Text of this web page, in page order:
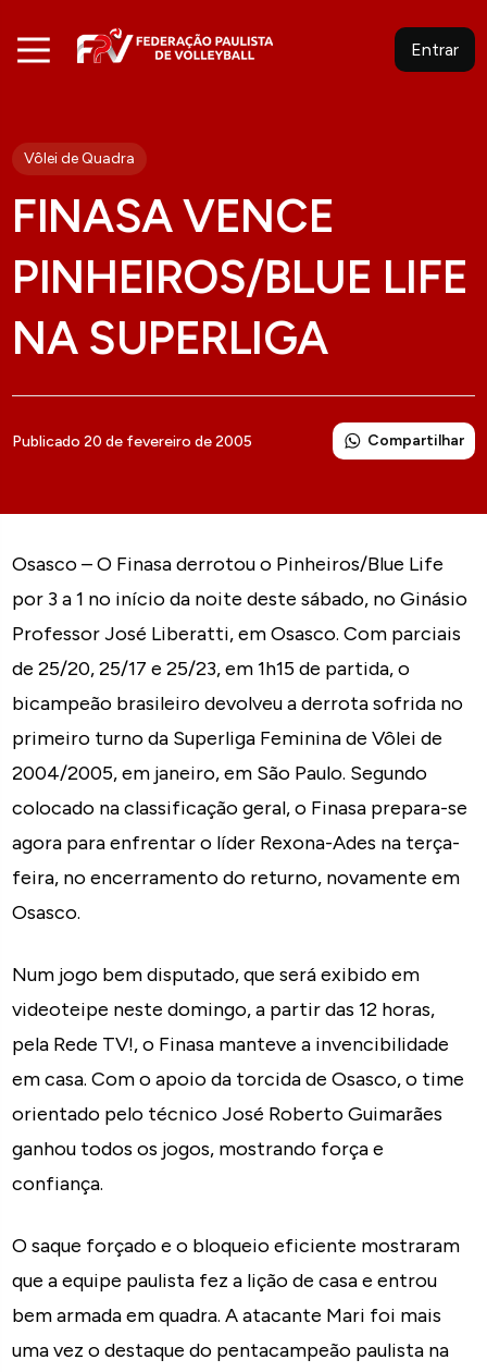
Entrar
Vôlei de Quadra
FINASA VENCE
PINHEIROS/BLUE LIFE
NA SUPERLIGA
Publicado 20 de fevereiro de 2005 Compartilhar
Osasco – O Finasa derrotou o Pinheiros/Blue Life
por 3 a 1 no início da noite deste sábado, no Ginásio
Professor José Liberatti, em Osasco. Com parciais
de 25/20, 25/17 e 25/23, em 1h15 de partida, o
bicampeão brasileiro devolveu a derrota sofrida no
primeiro turno da Superliga Feminina de Vôlei de
2004/2005, em janeiro, em São Paulo. Segundo
colocado na classificação geral, o Finasa prepara-se
agora para enfrentar o líder Rexona-Ades na terça-
feira, no encerramento do returno, novamente em
Osasco.
Num jogo bem disputado, que será exibido em
videoteipe neste domingo, a partir das 12 horas,
pela Rede TV!, o Finasa manteve a invencibilidade
em casa. Com o apoio da torcida de Osasco, o time
orientado pelo técnico José Roberto Guimarães
ganhou todos os jogos, mostrando força e
confiança.
O saque forçado e o bloqueio eficiente mostraram
que a equipe paulista fez a lição de casa e entrou
bem armada em quadra. A atacante Mari foi mais
uma vez o destaque do pentacampeão paulista na